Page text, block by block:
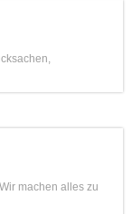
machen alles zu